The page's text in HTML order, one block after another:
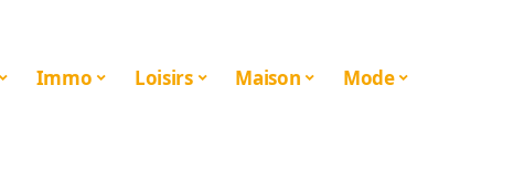
Immo Loisirs Maison Mode